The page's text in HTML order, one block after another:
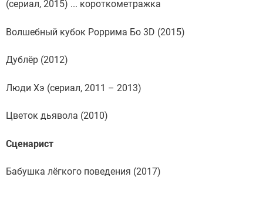
(сериал, 2015) ... короткометражка
Волшебный кубок Роррима Бо 3D (2015)
Дублёр (2012)
Люди Хэ (сериал, 2011 – 2013)
Цветок дьявола (2010)
Сценарист
Бабушка лёгкого поведения (2017)